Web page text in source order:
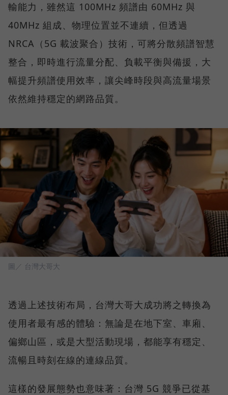
輸能力，雖然這 100MHz 頻譜由 60MHz 與
40MHz 組成、物理位置並不連續，但透過
NRCA（5G 載波聚合）技術，可將分散頻譜智慧
整合，即時進行流量分配、負載平衡與備援，大
幅提升頻譜使用效率，讓尖峰時段與高流量場景
依然維持穩定的網路品質。
圖／ 台灣大哥大
透過上述技術布局，台灣大哥大成功將之轉換為
使用者最有感的體驗：無論是在地下室、車廂、
偏鄉山區，或是大型活動現場，都能享有穩定、
流暢且時刻在線的連線品質。
這樣的發展態勢也意味著：台灣 5G 競爭已從基